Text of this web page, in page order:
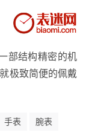
部结构精密的机
极致简便的佩戴
手表 腕表